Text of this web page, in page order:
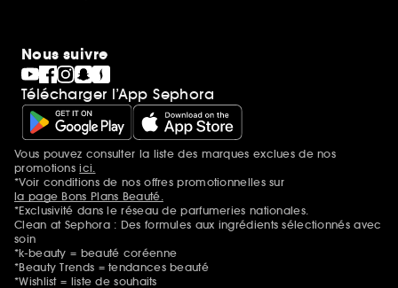
Nous suivre
Télécharger l’App Sephora
Mentions additionnelles
Vous pouvez consulter la liste des marques exclues de nos
promotionsici.
*Voir conditions de nos offres promotionnelles sur
la page Bons Plans Beauté.
*Exclusivité dans le réseau de parfumeries nationales.
Clean at Sephora : Des formules aux ingrédients sélectionnés avec
soin
*k-beauty = beauté coréenne
*Beauty Trends = tendances beauté
*Wishlist = liste de souhaits